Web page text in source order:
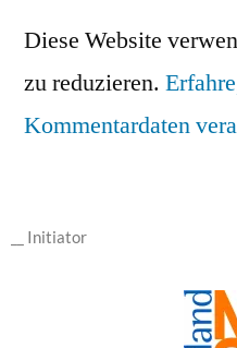
Diese Website
zu reduzieren.
Kommentardaten
__ Initiator